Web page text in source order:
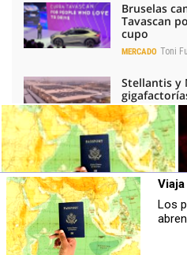
Bruselas
Tavascan
cupo
MERCADO Toni
Stellantis y
INDUSTRIA Toni
La red de
leve
TENDENCIAS
La
impulsa los
España
Viaja sin visado
Los pasaportes que más puertas
abren ¿está el tuyo?
Los